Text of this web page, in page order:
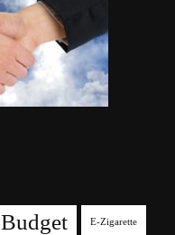
Budget E-Zigarette